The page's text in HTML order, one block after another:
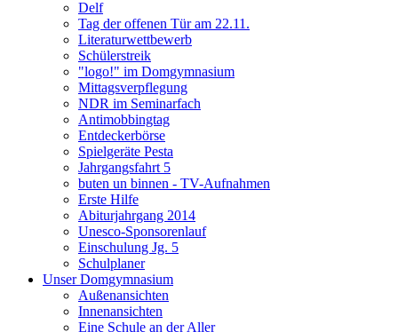
Delf
Tag der offenen Tür am 22.11.
Literaturwettbewerb
Schülerstreik
"logo!" im Domgymnasium
Mittagsverpflegung
NDR im Seminarfach
Antimobbingtag
Entdeckerbörse
Spielgeräte Pesta
Jahrgangsfahrt 5
buten un binnen - TV-Aufnahmen
Erste Hilfe
Abiturjahrgang 2014
Unesco-Sponsorenlauf
Einschulung Jg. 5
Schulplaner
Unser Domgymnasium
Außenansichten
Innenansichten
Eine Schule an der Aller